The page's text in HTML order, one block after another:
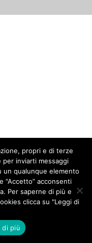
propri e di terze
per inviarti messaggi
un qualunque elemento
“Accetto” acconsenti
Per saperne di più e
clicca su "Leggi di
di più